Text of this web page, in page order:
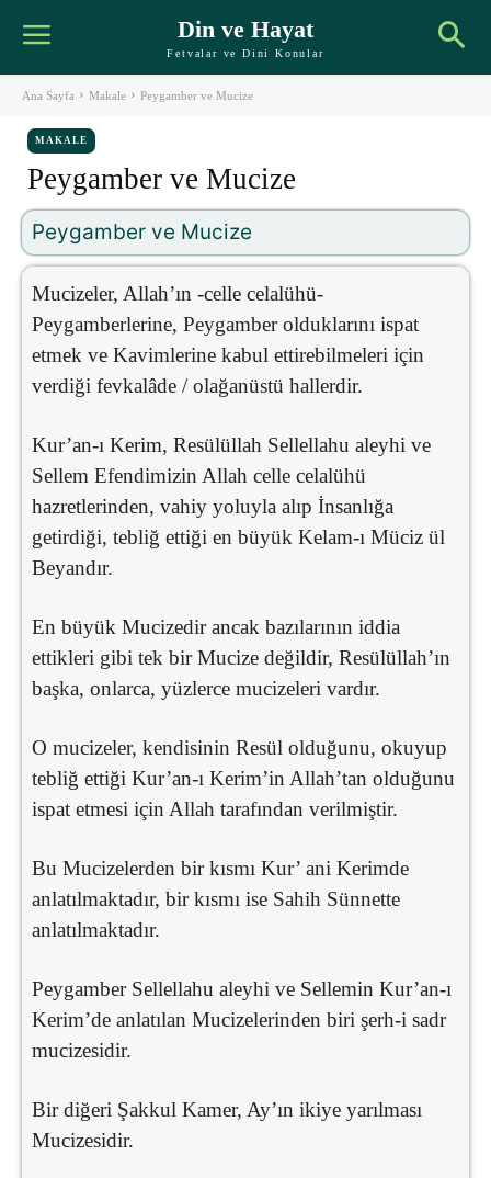
Din ve Hayat
Fetvalar ve Dini Konular
Ana Sayfa Makale Peygamber ve Mucize
MAKALE
Peygamber ve Mucize
Peygamber ve Mucize
Mucizeler, Allah’ın -celle celalühü-
Peygamberlerine, Peygamber olduklarını ispat
etmek ve Kavimlerine kabul ettirebilmeleri için
verdiği fevkalâde / olağanüstü hallerdir.
Kur’an-ı Kerim, Resülüllah Sellellahu aleyhi ve
Sellem Efendimizin Allah celle celalühü
hazretlerinden, vahiy yoluyla alıp İnsanlığa
getirdiği, tebliğ ettiği en büyük Kelam-ı Müciz ül
Beyandır.
En büyük Mucizedir ancak bazılarının iddia
ettikleri gibi tek bir Mucize değildir, Resülüllah’ın
başka, onlarca, yüzlerce mucizeleri vardır.
O mucizeler, kendisinin Resül olduğunu, okuyup
tebliğ ettiği Kur’an-ı Kerim’in Allah’tan olduğunu
ispat etmesi için Allah tarafından verilmiştir.
Bu Mucizelerden bir kısmı Kur’ ani Kerimde
anlatılmaktadır, bir kısmı ise Sahih Sünnette
anlatılmaktadır.
Peygamber Sellellahu aleyhi ve Sellemin Kur’an-ı
Kerim’de anlatılan Mucizelerinden biri şerh-i sadr
mucizesidir.
Bir diğeri Şakkul Kamer, Ay’ın ikiye yarılması
Mucizesidir.